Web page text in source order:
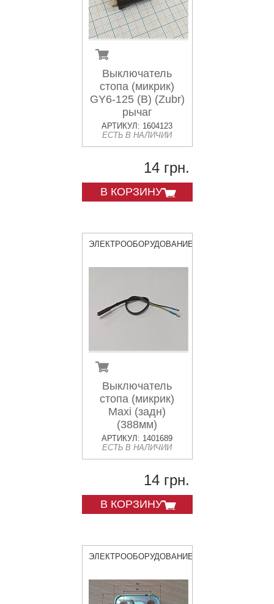
Выключатель
стопа (микрик)
GY6-125 (B) (Zubr)
рычаг
АРТИКУЛ: 1604123
ЕСТЬ В НАЛИЧИИ
14 грн.
В КОРЗИНУ
ЭЛЕКТРООБОРУДОВАНИЕ
Выключатель
стопа (микрик)
Maxi (задн)
(388мм)
АРТИКУЛ: 1401689
ЕСТЬ В НАЛИЧИИ
14 грн.
В КОРЗИНУ
ЭЛЕКТРООБОРУДОВАНИЕ